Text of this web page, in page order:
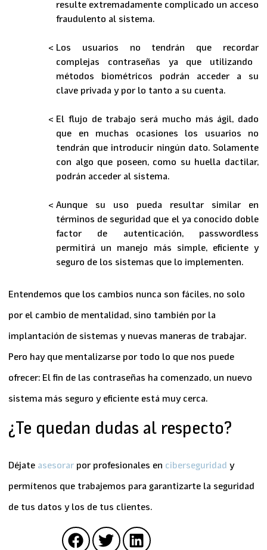
resulte extremadamente complicado un acceso
fraudulento al sistema.
Los usuarios no tendrán que recordar
complejas contraseñas ya que utilizando
métodos biométricos podrán acceder a su
clave privada y por lo tanto a su cuenta.
El flujo de trabajo será mucho más ágil, dado
que en muchas ocasiones los usuarios no
tendrán que introducir ningún dato. Solamente
con algo que poseen, como su huella dactilar,
podrán acceder al sistema.
Aunque su uso pueda resultar similar en
términos de seguridad que el ya conocido doble
factorde autenticación, passwordless
permitirá un manejo más simple, eficiente y
seguro de los sistemas que lo implementen.
Entendemos que los cambios nunca son fáciles, no solo
por el cambio de mentalidad, sino también por la
implantación de sistemas y nuevas maneras de trabajar.
Pero hay que mentalizarse por todo lo que nos puede
ofrecer: El fin de las contraseñas ha comenzado, un nuevo
sistema más seguro y eficiente está muy cerca.
¿Te quedan dudas al respecto?
Déjate asesorar por profesionales en ciberseguridad y
permítenos que trabajemos para garantizarte la seguridad
de tus datos y los de tus clientes.